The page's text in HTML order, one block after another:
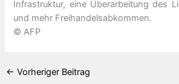
Infrastruktur, eine Überarbeitung des
und mehr Freihandelsabkommen.
© AFP
← Vorheriger Beitrag